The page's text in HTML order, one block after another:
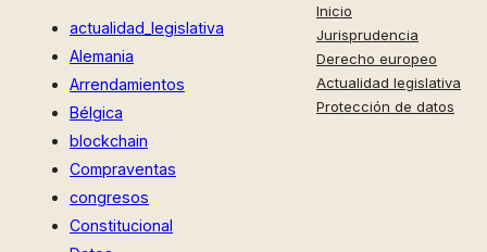
actualidad_legislativa
Alemania
Arrendamientos
Bélgica
blockchain
Compraventas
congresos
Constitucional
Inicio
Jurisprudencia
Derecho europeo
Actualidad legislativa
Protección de datos